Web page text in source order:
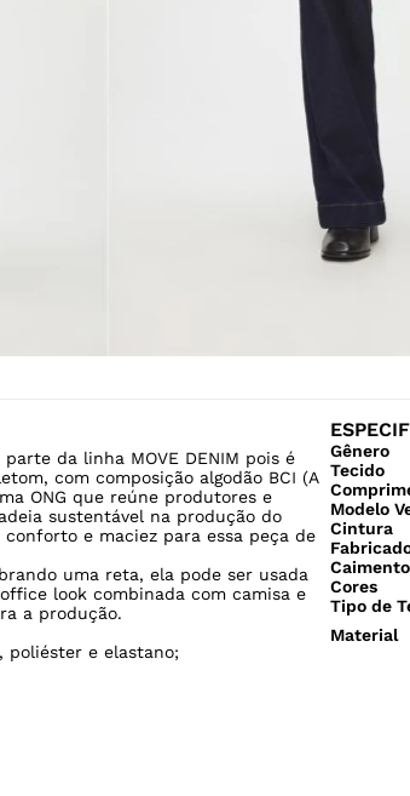
parte da linha MOVE DENIM pois é
com composição algodão BCI (A
ONG que reúne produtores e
sustentável na produção do
e maciez para essa peça de
uma reta, ela pode ser usada
look combinada com camisa e
a produção.
poliéster e elastano;
Gênero
Tecido
Modelo
Cintura
Caimento
Cores
Tipo de
Material